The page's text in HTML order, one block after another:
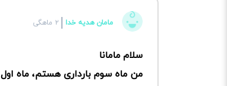
مامان هدیه خدا ۲ ماهگی
سلام مامانا
من ماه سوم بارداری هستم، ماه اول 72 و 800، الان 70 کیلو هستم، طبیعیه این کاهش وزن؟؟